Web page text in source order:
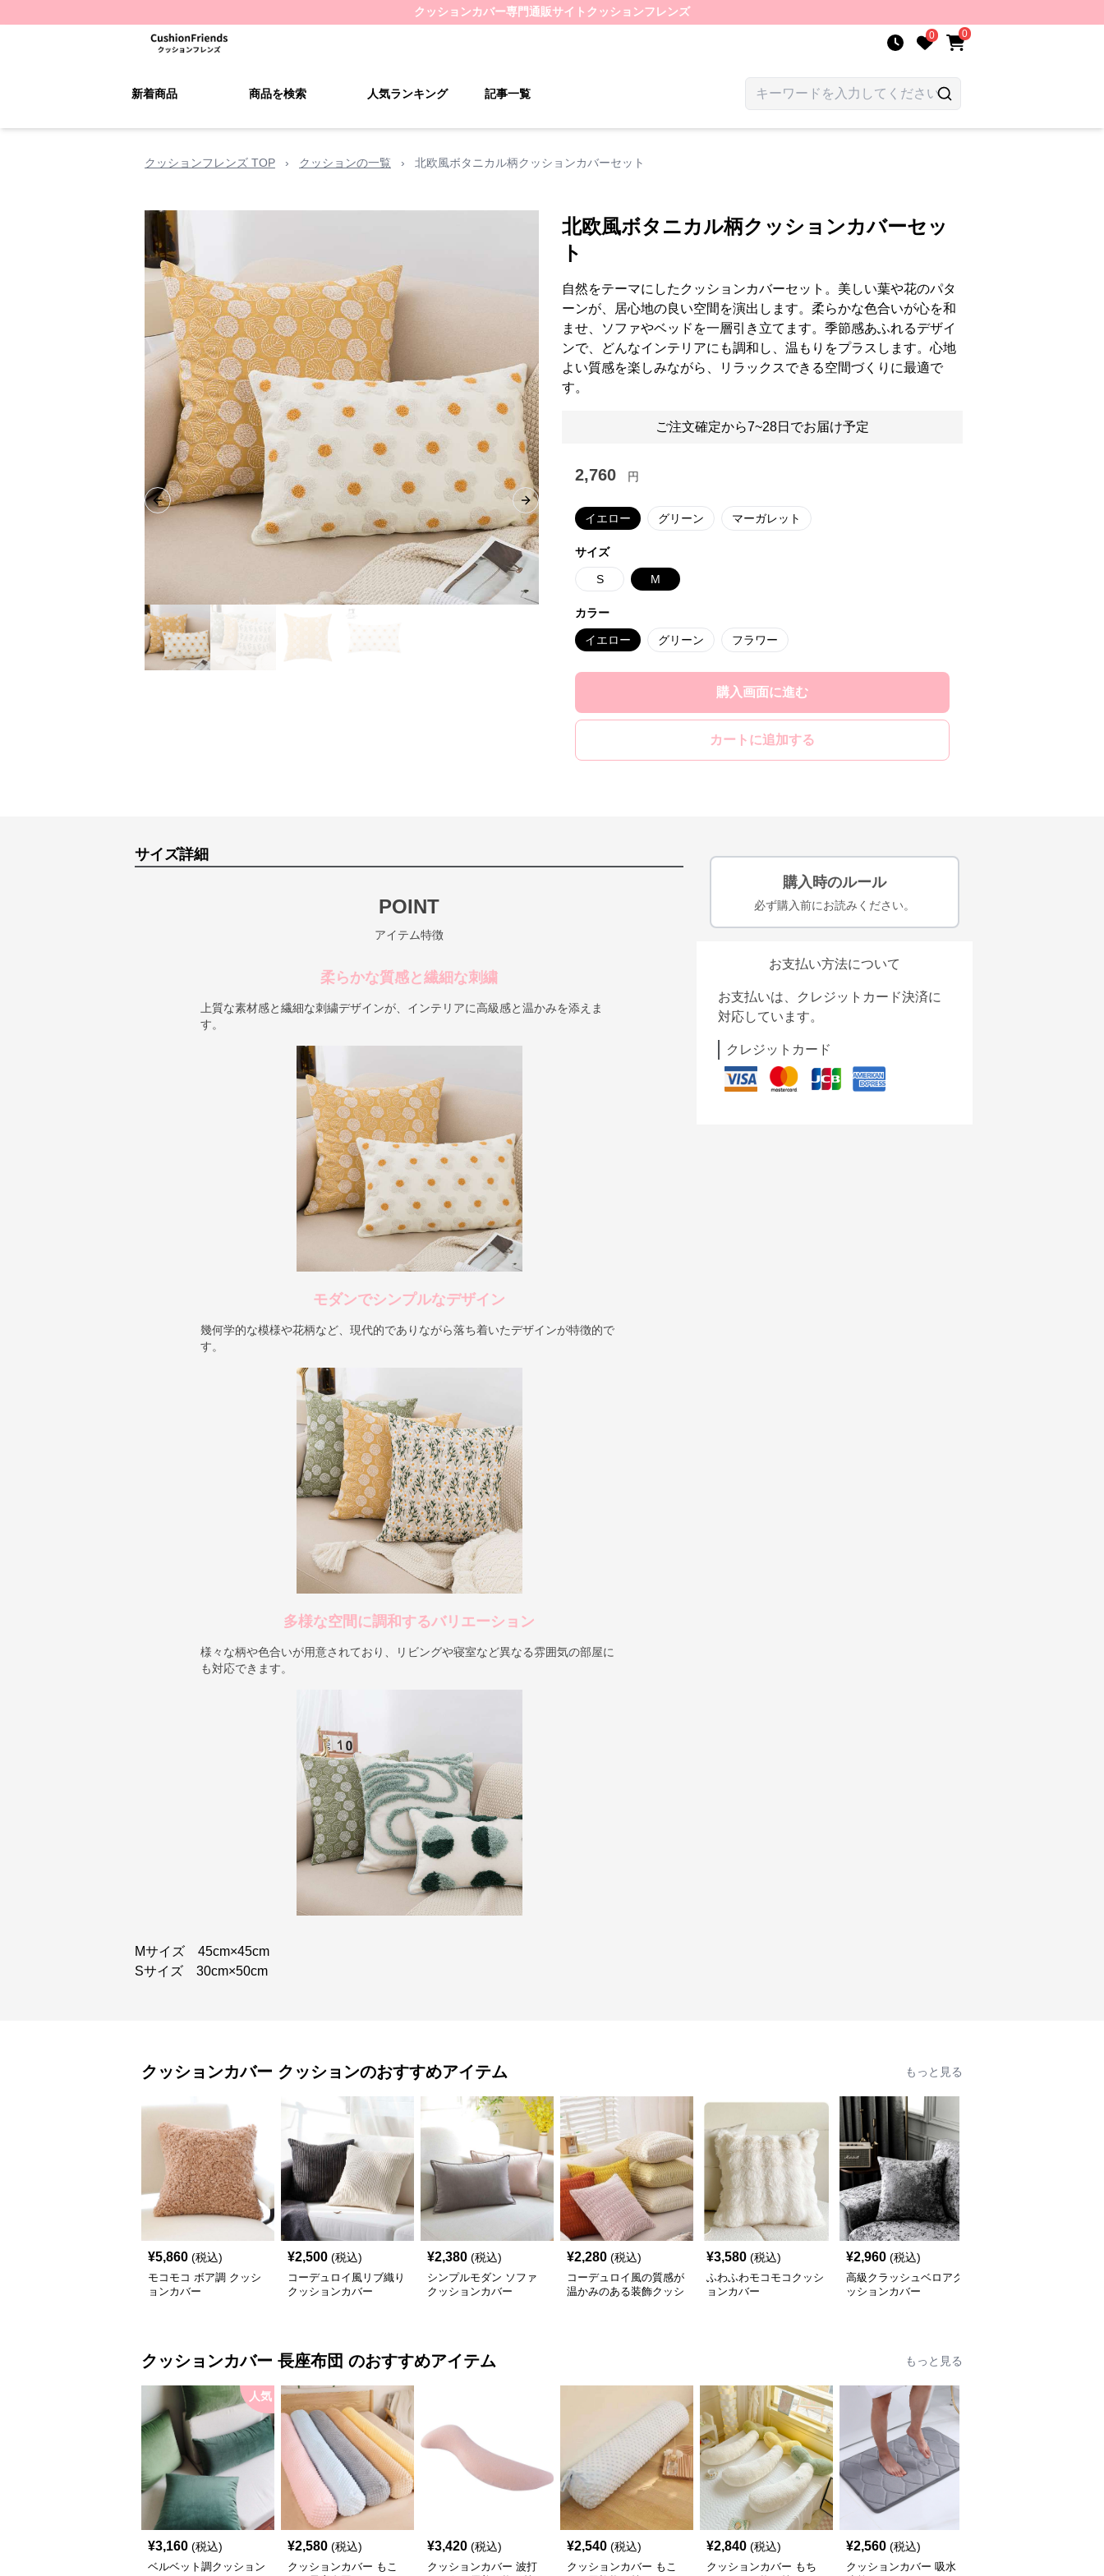
クッションカバー専門通販サイト クッションフレンズ
0 0
新着商品 商品を検索 人気ランキング 記事一覧
クッションフレンズ TOP › クッションの一覧 › 北欧風ボタニカル柄クッションカバーセット
Previous slide Next slide
北欧風ボタニカル柄クッションカバーセッ
ト
自然をテーマにしたクッションカバーセット。美しい葉や花のパタ
ーンが、居心地の良い空間を演出します。柔らかな色合いが心を和
ませ、ソファやベッドを一層引き立てます。季節感あふれるデザイ
ンで、どんなインテリアにも調和し、温もりをプラスします。心地
よい質感を楽しみながら、リラックスできる空間づくりに最適で
す。
ご注文確定から7~28日でお届け予定
2,760 円
イエロー グリーン マーガレット
サイズ
S M
カラー
イエロー グリーン フラワー
購入画面に進む
カートに追加する
サイズ詳細
POINT
アイテム特徴
柔らかな質感と繊細な刺繍
上質な素材感と繊細な刺繍デザインが、インテリアに高級感と温かみを添えま
す。
モダンでシンプルなデザイン
幾何学的な模様や花柄など、現代的でありながら落ち着いたデザインが特徴的で
す。
多様な空間に調和するバリエーション
様々な柄や色合いが用意されており、リビングや寝室など異なる雰囲気の部屋に
も対応できます。
Mサイズ 45cm×45cm
Sサイズ 30cm×50cm
購入時のルール
必ず購入前にお読みください。
お支払い方法について
お支払いは、クレジットカード決済に
対応しています。
クレジットカード
クッションカバー クッションのおすすめアイテム もっと見る
¥5,860 (税込)
モコモコ ボア調 クッシ
ョンカバー
¥2,500 (税込)
コーデュロイ風リブ織り
クッションカバー
¥2,380 (税込)
シンプルモダン ソファ
クッションカバー
¥2,280 (税込)
コーデュロイ風の質感が
温かみのある装飾クッシ
¥3,580 (税込)
ふわふわモコモコクッシ
ョンカバー
¥2,960 (税込)
高級クラッシュベロアク
ッションカバー
クッションカバー 長座布団 のおすすめアイテム もっと見る
人気
¥3,160 (税込)
ベルベット調クッション
¥2,580 (税込)
クッションカバー もこ
¥3,420 (税込)
クッションカバー 波打
¥2,540 (税込)
クッションカバー もこ
¥2,840 (税込)
クッションカバー もち
¥2,560 (税込)
クッションカバー 吸水